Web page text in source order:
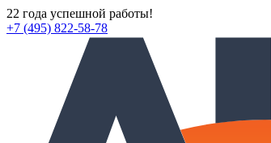
22 года успешной работы!
+7 (495) 822-58-78